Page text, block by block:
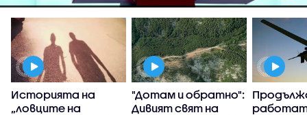
Историята на
„ловците на
"Дотам и обратно":
Дивият свят на